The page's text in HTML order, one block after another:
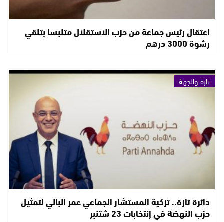
اعتقال رئيس جماعة من حزب الاستقلال متلبسا بتلقي
رشوة 3000 درهم
تازة والجهة
دائرة تازة.. تزكية المستشار الجماعي عمر البالي لتمثيل
حزب النهضة في إنتخابات 23 شتنبر